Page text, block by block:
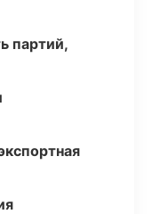
партий,